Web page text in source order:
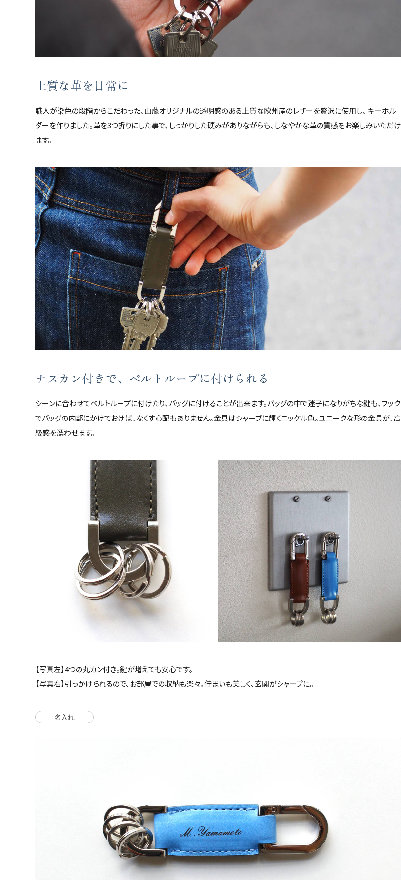
ガイドライン
実店舗へのアクセス
上質な革を日常に
職人が染色の段階からこだわった、山藤オリジナルの透明感のある上質な欧州産のレザーを贅沢に使用し、 キーホル
ダーを作りました。革を3つ折りにした事で、しっかりした硬みがありながらも、しなやかな革の質感をお楽しみいただけ
ます。
ナスカン付きで、ベルトループに付けられる
シーンに合わせてベルトループに付けたり、バッグに付けることが出来ます。バッグの中で迷子になりがちな鍵も、フック
でバッグの内部にかけておけば、なくす心配もありません。金具はシャープに輝くニッケル色。ユニークな形の金具が、高
級感を漂わせます。
【写真左】4つの丸カン付き。鍵が増えても安心です。
【写真右】引っかけられるので、お部屋での収納も楽々。佇まいも美しく、玄関がシャープに。
名入れ